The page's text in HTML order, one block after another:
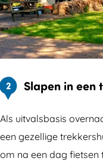
2 Slapen in een
Als uitvalsbasis
een gezellige
om na een dag fietsen